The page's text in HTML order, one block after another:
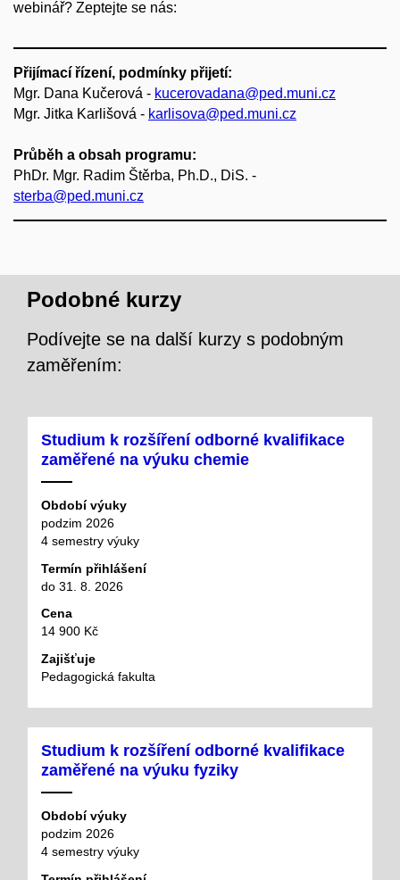
webinář? Zeptejte se nás:
Přijímací řízení, podmínky přijetí:
Mgr. Dana Kučerová - kucerovadana@ped.muni.cz
Mgr. Jitka Karlišová - karlisova@ped.muni.cz
Průběh a obsah programu:
PhDr. Mgr. Radim Štěrba, Ph.D., DiS. -
sterba@ped.muni.cz
Podobné kurzy
Podívejte se na další kurzy s podobným
zaměřením:
Studium k rozšíření odborné kvalifikace
zaměřené na výuku chemie
Období výuky
podzim 2026
4 semestry výuky
Termín přihlášení
do 31. 8. 2026
Cena
14 900 Kč
Zajišťuje
Pedagogická fakulta
Studium k rozšíření odborné kvalifikace
zaměřené na výuku fyziky
Období výuky
podzim 2026
4 semestry výuky